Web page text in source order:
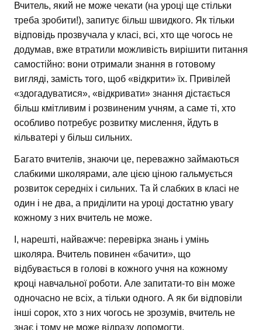
Вчитель, який не може чекати (на уроці ще стільки
треба зробити!), запитує більш швидкого. Як тільки
відповідь прозвучала у класі, всі, хто ще чогось не
додумав, вже втратили можливість вирішити питання
самостійно: вони отримали знання в готовому
вигляді, замість того, щоб «відкрити» їх. Привілей
«здогадуватися», «відкривати» знання дістається
більш кмітливим і розвиненим учням, а саме ті, хто
особливо потребує розвитку мислення, йдуть в
кільватері у більш сильних.
Багато вчителів, знаючи це, переважно займаються
слабкими школярами, але цією ціною гальмується
розвиток середніх і сильних. Та й слабких в класі не
один і не два, а приділити на уроці достатню увагу
кожному з них вчитель не може.
І, нарешті, найважче: перевірка знань і умінь
школяра. Вчитель повинен «бачити», що
відбувається в голові в кожного учня на кожному
кроці навчальної роботи. Але запитати-то він може
одночасно не всіх, а тільки одного. А як би відповіли
інші сорок, хто з них чогось не зрозумів, вчитель не
знає і тому не може відразу допомогти.